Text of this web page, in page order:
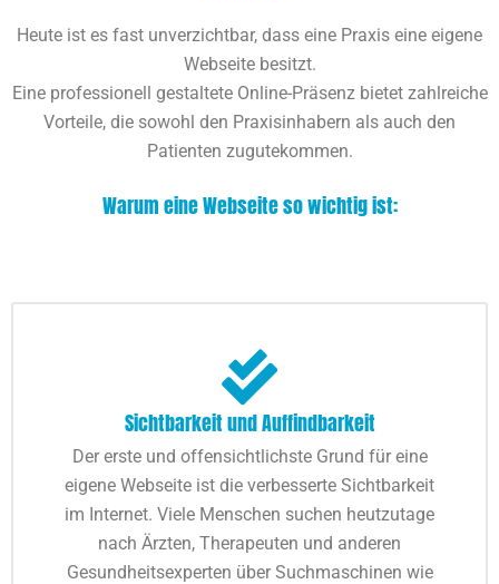
Heute ist es fast unverzichtbar, dass eine Praxis eine eigene
Webseite besitzt.
Eine professionell gestaltete Online-Präsenz bietet zahlreiche
Vorteile, die sowohl den Praxisinhabern als auch den
Patienten zugutekommen.
Warum eine Webseite so wichtig ist:
Sichtbarkeit und Auffindbarkeit
Der erste und offensichtlichste Grund für eine
eigene Webseite ist die verbesserte Sichtbarkeit
im Internet. Viele Menschen suchen heutzutage
nach Ärzten, Therapeuten und anderen
Gesundheitsexperten über Suchmaschinen wie